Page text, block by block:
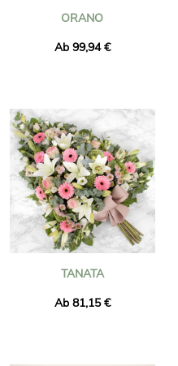
ORANO
Ab 99,94 €
TANATA
Ab 81,15 €